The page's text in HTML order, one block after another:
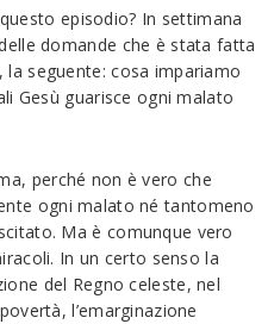
episodio? In settimana
domande che è stata fatta
seguente: cosa impariamo
Gesù guarisce ogni malato
perché non è vero che
ogni malato né tantomeno
Ma è comunque vero
In un certo senso la
del Regno celeste, nel
l’emarginazione